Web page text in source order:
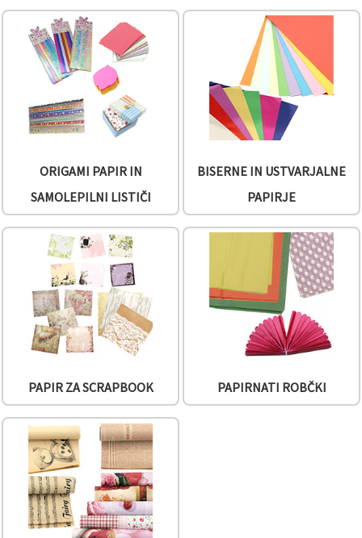
Sprejmi
vse
Nastavitve
ORIGAMI PAPIR IN
SAMOLEPILNI LISTIČI
BISERNE IN USTVARJALNE
PAPIRJE
PAPIR ZA SCRAPBOOK PAPIRNATI ROBČKI